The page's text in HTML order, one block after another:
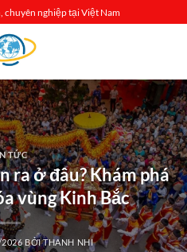
chuyên nghiệp tại Việt Nam
TỨC
ra ở đâu? Khám phá
vùng Kinh Bắc
BỞITHANH NHI